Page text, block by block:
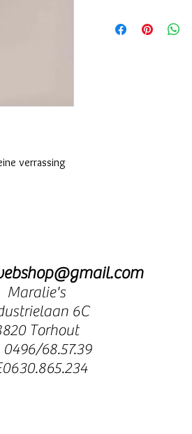
verrassing
Maralie's
6C
Torhout
0496/68.57.39